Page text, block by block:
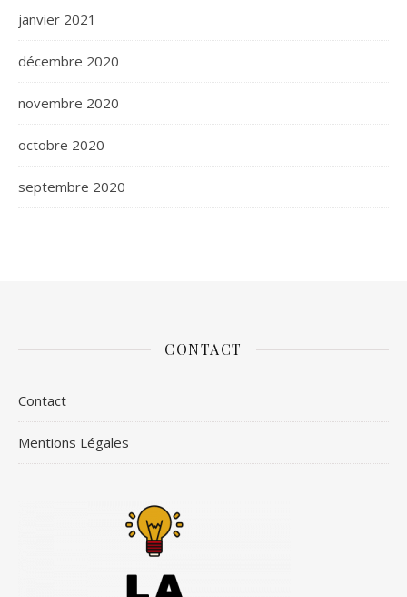
janvier 2021
décembre 2020
novembre 2020
octobre 2020
septembre 2020
CONTACT
Contact
Mentions Légales